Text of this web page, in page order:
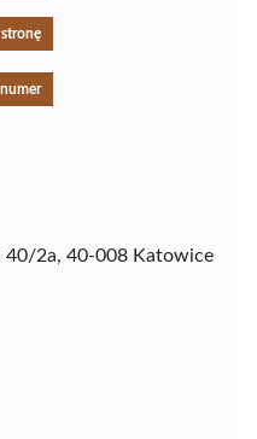
stronę
40/2a, 40-008 Katowice